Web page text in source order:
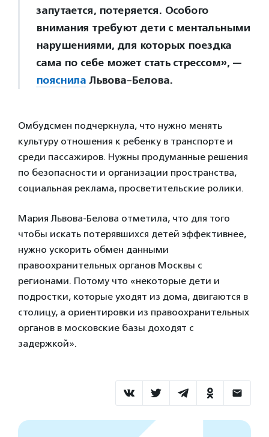
запутается, потеряется. Особого
внимания требуют дети с ментальными
нарушениями, для которых поездка
сама по себе может стать стрессом», —
пояснила Львова-Белова.
Омбудсмен подчеркнула, что нужно менять
культуру отношения к ребенку в транспорте и
среди пассажиров. Нужны продуманные решения
по безопасности и организации пространства,
социальная реклама, просветительские ролики.
Мария Львова-Белова отметила, что для того
чтобы искать потерявшихся детей эффективнее,
нужно ускорить обмен данными
правоохранительных органов Москвы с
регионами. Потому что «некоторые дети и
подростки, которые уходят из дома, двигаются в
столицу, а ориентировки из правоохранительных
органов в московские базы доходят с
задержкой».